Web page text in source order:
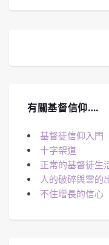
有關基督信仰….
基督徒信仰入門
十字架道
正常的基督徒生
人的破碎與靈的
不住增長的信心